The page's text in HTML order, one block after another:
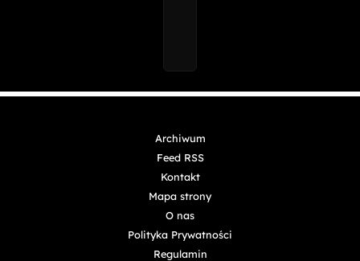
Archiwum
Feed RSS
Kontakt
Mapa strony
O nas
Polityka Prywatności
Regulamin